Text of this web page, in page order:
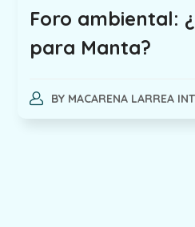
Foro ambiental:
para Manta?
BY MACARENA LARREA